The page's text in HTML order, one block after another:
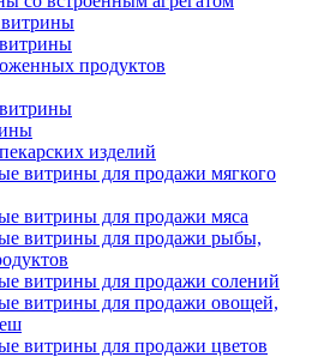
продуктов
изделий
витрины для продажи мягкого
витрины для продажи мяса
витрины для продажи рыбы,
витрины для продажи солений
витрины для продажи овощей,
витрины для продажи цветов